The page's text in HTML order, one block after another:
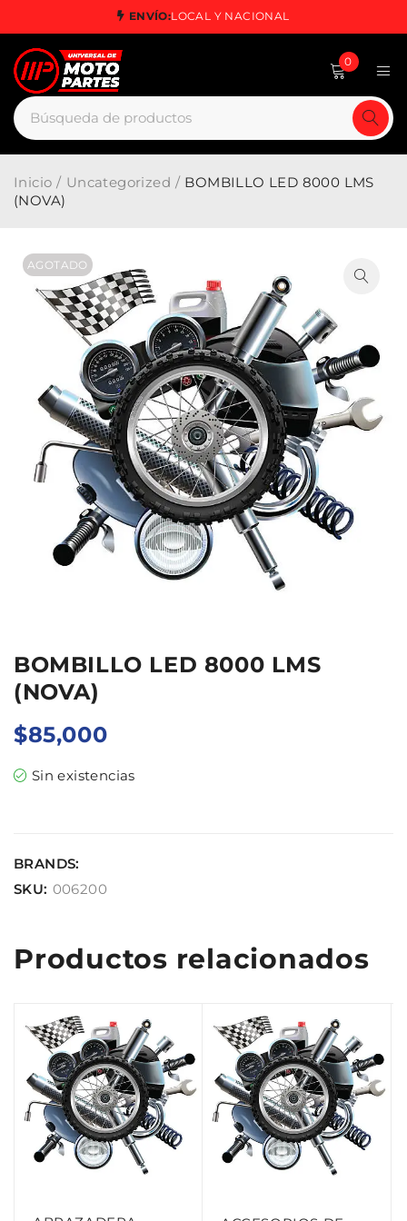
ENVÍO:LOCAL Y NACIONAL
0
Inicio / Uncategorized / BOMBILLO LED 8000 LMS
(NOVA)
AGOTADO
BOMBILLO LED 8000 LMS
(NOVA)
$85,000
Sin existencias
BRANDS:
SKU: 006200
Productos relacionados